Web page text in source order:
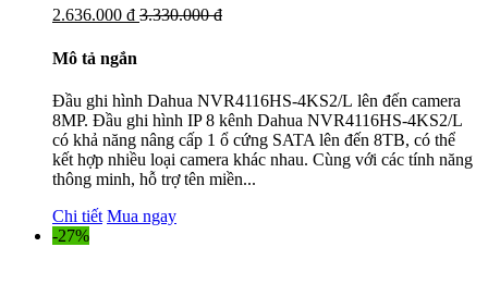
2.636.000 đ 3.330.000 đ
Mô tả ngắn
Đầu ghi hình Dahua NVR4116HS-4KS2/L lên đến camera
8MP. Đầu ghi hình IP 8 kênh Dahua NVR4116HS-4KS2/L
có khả năng nâng cấp 1 ổ cứng SATA lên đến 8TB, có thể
kết hợp nhiều loại camera khác nhau. Cùng với các tính năng
thông minh, hỗ trợ tên miền...
Chi tiết Mua ngay
-27%